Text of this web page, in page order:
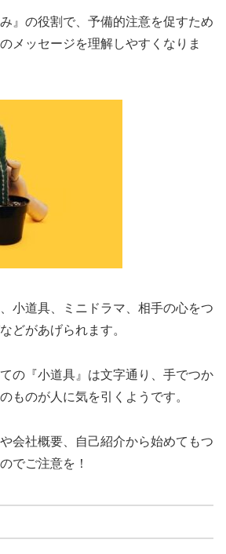
』の役割で、予備的注意を促すため
メッセージを理解しやすくなりま
小道具、ミニドラマ、相手の心をつ
どがあげられます。
の『小道具』は文字通り、手でつか
ものが人に気を引くようです。
会社概要、自己紹介から始めてもつ
でご注意を！